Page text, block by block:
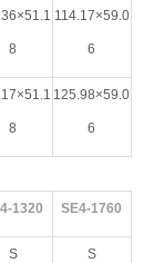
8
114.17×59.0
6
8
125.98×59.0
6
1320 SE4-1760
S S